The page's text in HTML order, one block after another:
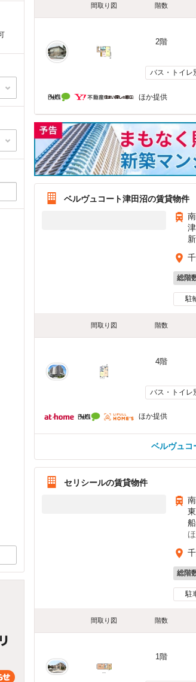
間取り図 階数
2階
バス・トイレ
ほか提供
ベルヴュコート津田沼の賃貸物件
総階
駐
間取り図 階数
4階
バス・トイレ
ほか提供
ベルヴュコ
セリシールの賃貸物件
総階
駐
間取り図 階数
1階